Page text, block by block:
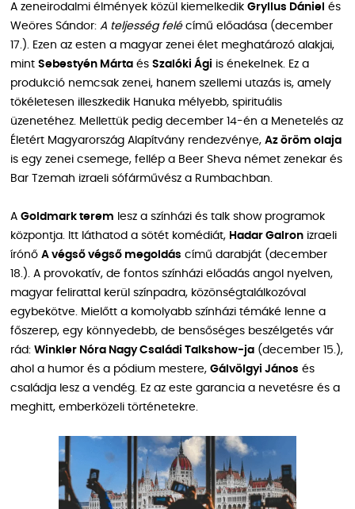
A zeneirodalmi élmények közül kiemelkedik Gryllus Dániel és
Weöres Sándor: A teljesség felécímű előadása (december
17.). Ezen az esten a magyar zenei élet meghatározó alakjai,
mint Sebestyén Márta és Szalóki Ági is énekelnek. Ez a
produkció nemcsak zenei, hanem szellemi utazás is, amely
tökéletesen illeszkedik Hanuka mélyebb, spirituális
üzenetéhez. Mellettük pedig december 14-én a Menetelés az
Életért Magyarország Alapítvány rendezvénye, Az öröm olaja
is egy zenei csemege, fellép a Beer Sheva német zenekar és
Bar Tzemah izraeli sófárművész a Rumbachban.
A Goldmark terem lesz a színházi és talk show programok
központja. Itt láthatod a sötét komédiát, Hadar Galron izraeli
írónő A végső végső megoldás című darabját (december
18.). A provokatív, de fontos színházi előadás angol nyelven,
magyar felirattal kerül színpadra, közönségtalálkozóval
egybekötve. Mielőtt a komolyabb színházi témáké lenne a
főszerep, egy könnyedebb, de bensőséges beszélgetés vár
rád: Winkler Nóra Nagy Családi Talkshow-ja (december 15.),
ahol a humor és a pódium mestere, Gálvölgyi János és
családja lesz a vendég. Ez az este garancia a nevetésre és a
meghitt, emberközeli történetekre.